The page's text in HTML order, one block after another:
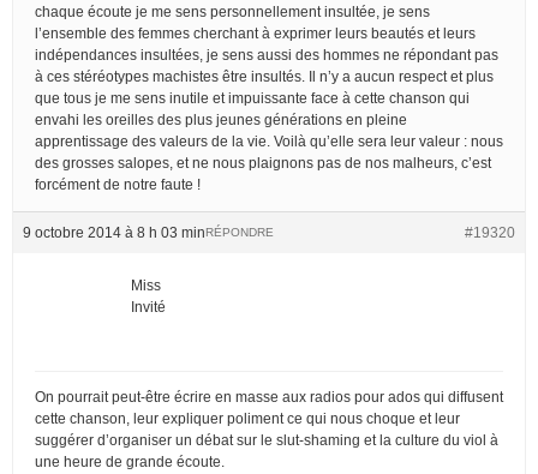
chaque écoute je me sens personnellement insultée, je sens
l’ensemble des femmes cherchant à exprimer leurs beautés et leurs
indépendances insultées, je sens aussi des hommes ne répondant pas
à ces stéréotypes machistes être insultés. Il n’y a aucun respect et plus
que tous je me sens inutile et impuissante face à cette chanson qui
envahi les oreilles des plus jeunes générations en pleine
apprentissage des valeurs de la vie. Voilà qu’elle sera leur valeur : nous
des grosses salopes, et ne nous plaignons pas de nos malheurs, c’est
forcément de notre faute !
9 octobre 2014 à 8 h 03 min #19320
RÉPONDRE
Miss
Invité
On pourrait peut-être écrire en masse aux radios pour ados qui diffusent
cette chanson, leur expliquer poliment ce qui nous choque et leur
suggérer d’organiser un débat sur le slut-shaming et la culture du viol à
une heure de grande écoute.